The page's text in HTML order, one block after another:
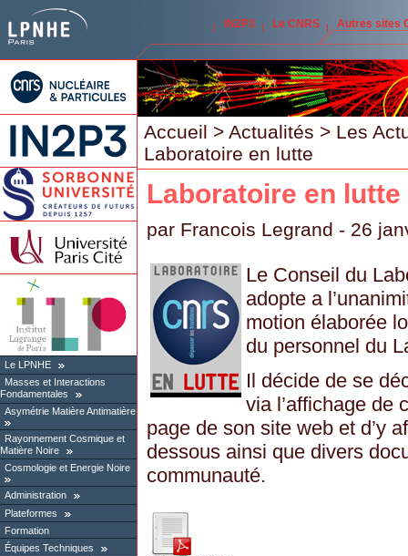
IN2P3 Le CNRS Autres sites
Le LPNHE
Masses et Interactions
Fondamentales
Asymétrie Matière Antimatière
Rayonnement Cosmique et
Matière Noire
Cosmologie et Energie Noire
Administration
Plateformes
Formation
Équipes Techniques
Accueil > Actualités > Les
Laboratoire en lutte
Laboratoire en lutte
par Francois Legrand - 26
Le Conseil du
adopte a
motion élaborée
du personnel du
Il décide de se
via l’affichage de
page de son site web et d’y
dessous ainsi que divers
communauté.